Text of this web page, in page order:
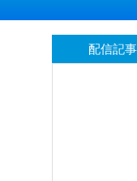
配信記事